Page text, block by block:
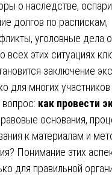
о наследстве,
долгов по распискам,
уголовные дела о
всех этих ситуациях
заключение
для многих
как провести
основания,
к материалам и
Понимание этих
для правильной